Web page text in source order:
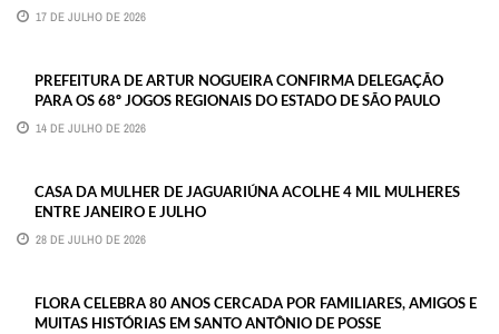
17 DE JULHO DE 2026
PREFEITURA DE ARTUR NOGUEIRA CONFIRMA DELEGAÇÃO
PARA OS 68º JOGOS REGIONAIS DO ESTADO DE SÃO PAULO
14 DE JULHO DE 2026
CASA DA MULHER DE JAGUARIÚNA ACOLHE 4 MIL MULHERES
ENTRE JANEIRO E JULHO
28 DE JULHO DE 2026
FLORA CELEBRA 80 ANOS CERCADA POR FAMILIARES, AMIGOS E
MUITAS HISTÓRIAS EM SANTO ANTÔNIO DE POSSE